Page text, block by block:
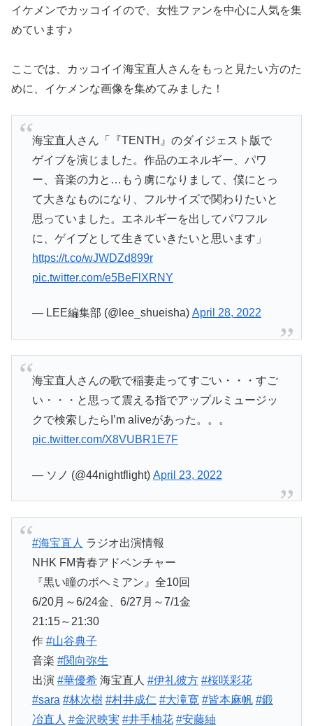
イケメンでカッコイイので、女性ファンを中心に人気を集
めています♪
ここでは、カッコイイ海宝直人さんをもっと見たい方のた
めに、イケメンな画像を集めてみました！
海宝直人さん「『TENTH』のダイジェスト版で
ゲイブを演じました。作品のエネルギー、パワ
ー、音楽の力と…もう虜になりまして、僕にとっ
て大きなものになり、フルサイズで関わりたいと
思っていました。エネルギーを出してパワフル
に、ゲイブとして生きていきたいと思います」
https://t.co/wJWDZd899r
pic.twitter.com/e5BeFlXRNY
— LEE編集部 (@lee_shueisha) April 28, 2022
海宝直人さんの歌で稲妻走ってすごい・・・すご
い・・・と思って震える指でアップルミュージッ
クで検索したらI’m aliveがあった。。。
pic.twitter.com/X8VUBR1E7F
— ソノ (@44nightflight) April 23, 2022
#海宝直人 ラジオ出演情報
NHK FM青春アドベンチャー
『黒い瞳のボヘミアン』全10回
6/20月～6/24金、6/27月～7/1金
21:15～21:30
作 #山谷典子
音楽 #関向弥生
出演 #華優希海宝直人 #伊礼彼方 #桜咲彩花
#sara #林次樹 #村井成仁 #大滝寛 #皆本麻帆 #鍛
冶直人 #金沢映実 #井手柚花 #安藤紬